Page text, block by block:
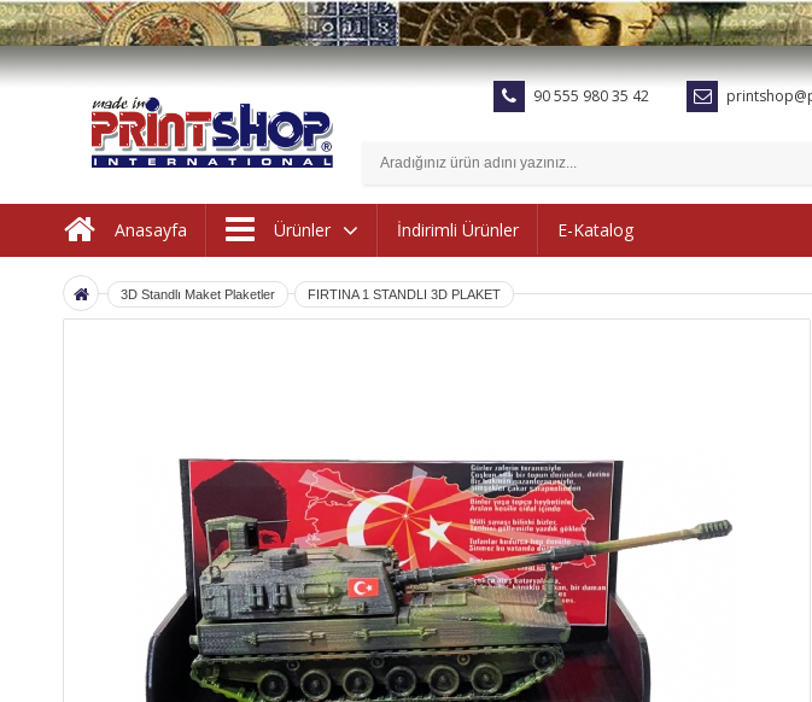
90 555 980 35 42
Anasayfa Ürünler İndirimli Ürünler E-Katalog
3D Standlı Maket Plaketler FIRTINA 1 STANDLI 3D PLAKET